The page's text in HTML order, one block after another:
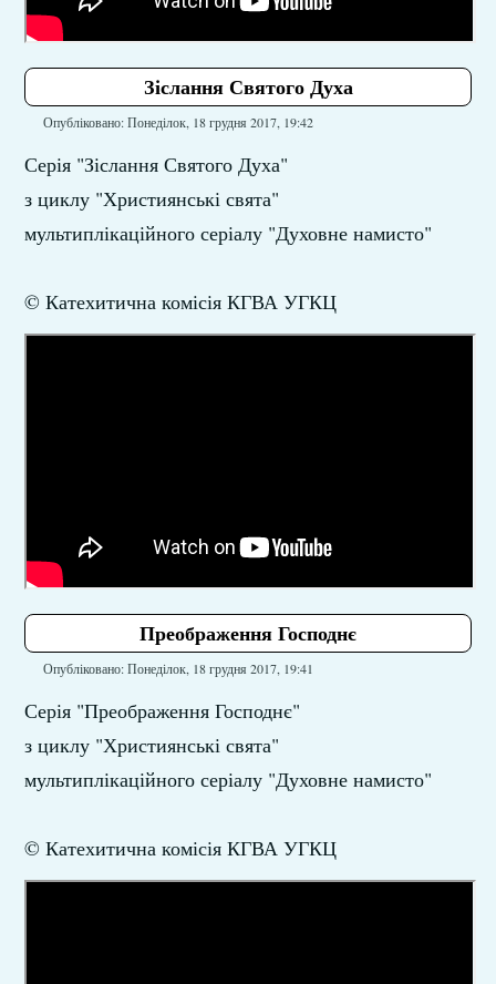
Зіслання Святого Духа
Опубліковано: Понеділок, 18 грудня 2017, 19:42
Серія "Зіслання Святого Духа"
з циклу "Християнські свята"
мультиплікаційного серіалу "Духовне намисто"
© Катехитична комісія КГВА УГКЦ
Преображення Господнє
Опубліковано: Понеділок, 18 грудня 2017, 19:41
Серія "Преображення Господнє"
з циклу "Християнські свята"
мультиплікаційного серіалу "Духовне намисто"
© Катехитична комісія КГВА УГКЦ